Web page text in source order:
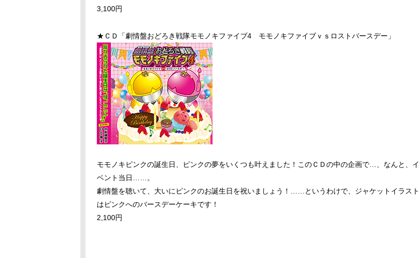
3,100円
★ＣＤ「劇情盤おどろき戦隊モモノキファイブ4 モモノキファイブｖｓロストバースデー」
モモノキピンクの誕生日、ピンクの夢をいくつも叶えました！このＣＤの中の企画で…、なんと、イ
ベント当日……。
劇情盤を聴いて、大いにピンクのお誕生日を祝いましょう！……というわけで、ジャケットイラスト
はピンクへのバースデーケーキです！
2,100円